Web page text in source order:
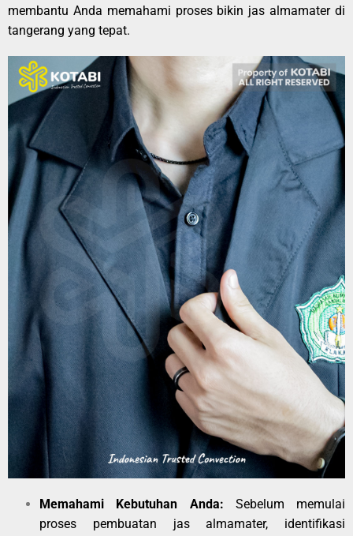
membantu Anda memahami proses bikin jas almamater di
tangerang yang tepat.
Memahami Kebutuhan Anda: Sebelum memulai
proses pembuatan jas almamater, identifikasi